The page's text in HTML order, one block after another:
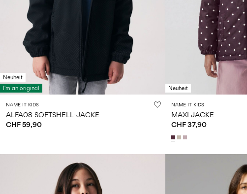
Neuheit
I'm an original
NAME IT KIDS
ALFA08 SOFTSHELL-JACKE
CHF 59,90
Neuheit
NAME IT KIDS
MAXI JACKE
CHF 37,90